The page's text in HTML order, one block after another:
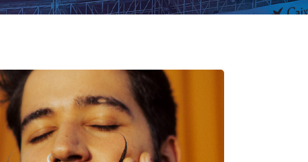
Puntos de venta
Estrategia
Contacto
Estrategia